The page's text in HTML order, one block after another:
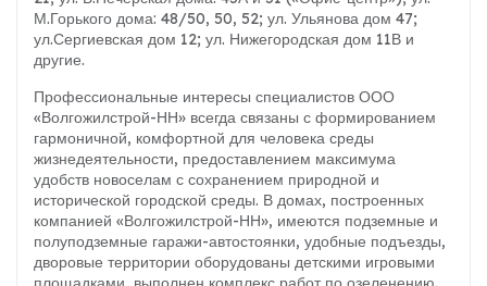
М.Горького дома: 48/50, 50, 52; ул. Ульянова дом 47;
ул.Сергиевская дом 12; ул. Нижегородская дом 11В и
другие.
Профессиональные интересы специалистов ООО
«Волгожилстрой-НН» всегда связаны с формированием
гармоничной, комфортной для человека среды
жизнедеятельности, предоставлением максимума
удобств новоселам с сохранением природной и
исторической городской среды. В домах, построенных
компанией «Волгожилстрой-НН», имеются подземные и
полуподземные гаражи-автостоянки, удобные подъезды,
дворовые территории оборудованы детскими игровыми